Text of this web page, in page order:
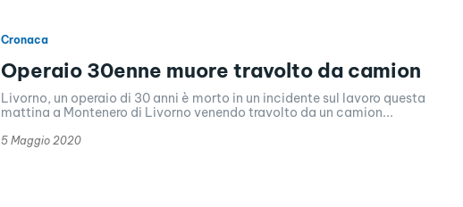
Cronaca
Operaio 30enne muore travolto da camion
Livorno, un operaio di 30 anni è morto in un incidente sul lavoro questa
mattina a Montenero di Livorno venendo travolto da un camion...
5 Maggio 2020